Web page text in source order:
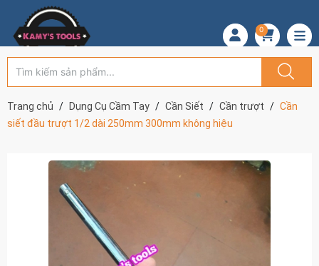
0
Trang chủ Dụng Cụ Cầm Tay Cần Siết Cần trượt
Cần
siết đầu trượt 1/2 dài 250mm 300mm không hiệu